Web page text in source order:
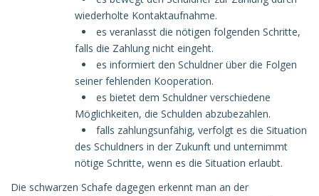
wiederholte Kontaktaufnahme.
es veranlasst die nötigen folgenden Schritte,
falls die Zahlung nicht eingeht.
es informiert den Schuldner über die Folgen
seiner fehlenden Kooperation.
es bietet dem Schuldner verschiedene
Möglichkeiten, die Schulden abzubezahlen.
falls zahlungsunfähig, verfolgt es die Situation
des Schuldners in der Zukunft und unternimmt
nötige Schritte, wenn es die Situation erlaubt.
Die schwarzen Schafe dagegen erkennt man an der